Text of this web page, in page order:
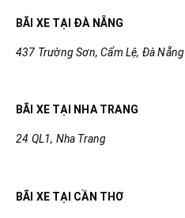
BÃI XE TẠI ĐÀ NẴNG
437 Trường Sơn, Cẩm Lệ, Đà Nẵng
BÃI XE TẠI NHA TRANG
24 QL1, Nha Trang
BÃI XE TẠI CẦN THƠ